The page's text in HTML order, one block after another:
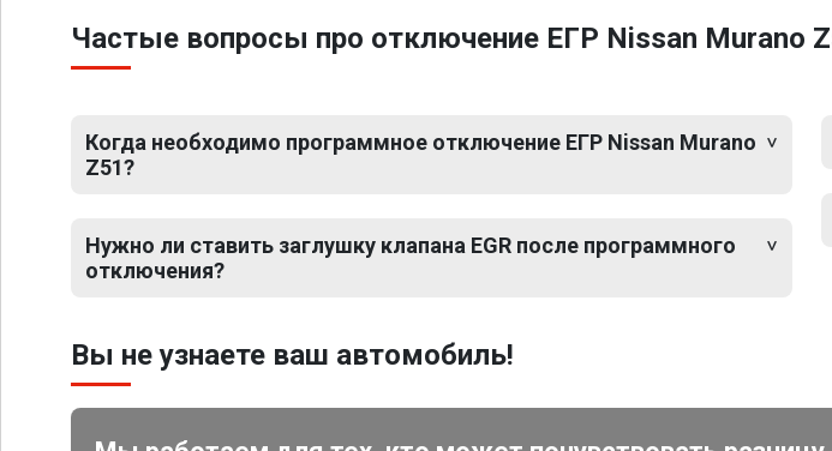
Частые вопросы про отключение ЕГР Nissan Murano
Когда необходимо программное отключение ЕГР Nissan Murano
Z51?
Нужно ли ставить заглушку клапана EGR после программного
отключения?
Вы не узнаете ваш автомобиль!